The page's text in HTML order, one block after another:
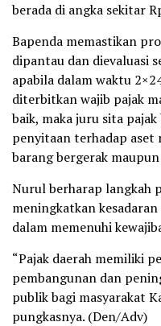
berada di angka sekitar
Bapenda memastikan
dipantau dan dievaluasi
apabila dalam waktu
diterbitkan wajib pajak
baik, maka juru sita
penyitaan terhadap aset
barang bergerak
Nurul berharap langkah
meningkatkan
dalam memenuhi
“Pajak daerah memiliki
pembangunan dan
publik bagi masyarakat
pungkasnya. (Den/Adv)